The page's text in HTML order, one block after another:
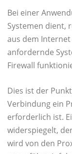
Bei einer
Systemen dient,
aus dem
anfordernde
Firewall
Dies ist der
Verbindung ein
erforderlich ist.
widerspiegelt,
wird von den